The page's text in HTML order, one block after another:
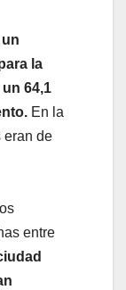
la
64,1
En la
eran de
entre